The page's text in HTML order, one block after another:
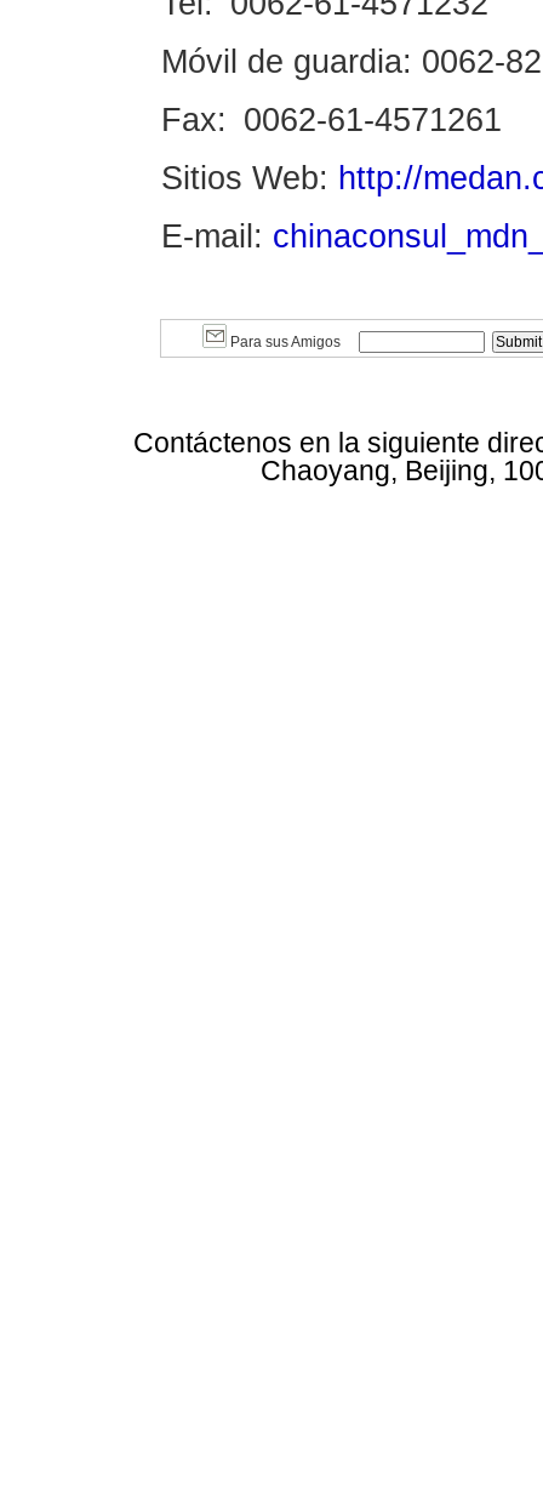
Móvil de guardia: 0062-
Fax: 0062-61-4571261
Sitios Web: http://
E-mail:
Para sus Amigos
Contáctenos en la siguiente
Chaoyang, Beijing,